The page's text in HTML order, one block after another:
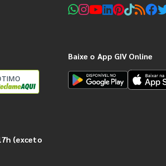
Baixe o App GIV Online
(exceto